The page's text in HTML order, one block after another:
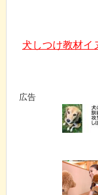
犬しつけ教材イ
広告